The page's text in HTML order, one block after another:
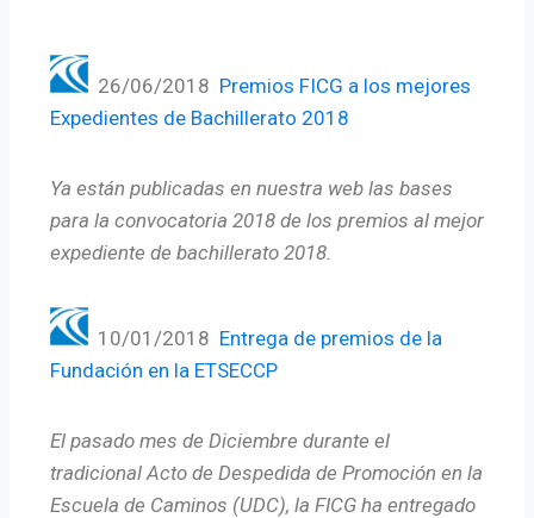
26/06/2018 Premios FICG a los mejores
Expedientes de Bachillerato 2018
Ya están publicadas en nuestra web las bases
para la convocatoria 2018 de los premios al mejor
expediente de bachillerato 2018.
10/01/2018 Entrega de premios de la
Fundación en la ETSECCP
El pasado mes de Diciembre durante el
tradicional Acto de Despedida de Promoción en la
Escuela de Caminos (UDC), la FICG ha entregado